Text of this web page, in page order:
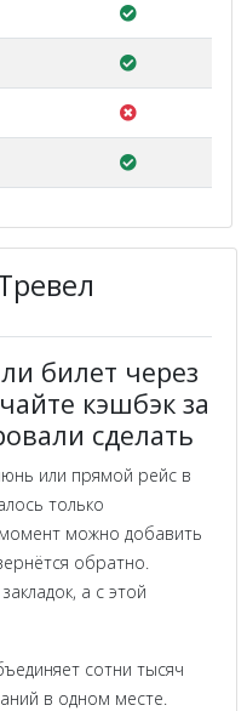
билет через
кэшбэк за
сделать
или прямой рейс в
только
можно добавить
обратно.
а с этой
сотни тысяч
в одном месте.